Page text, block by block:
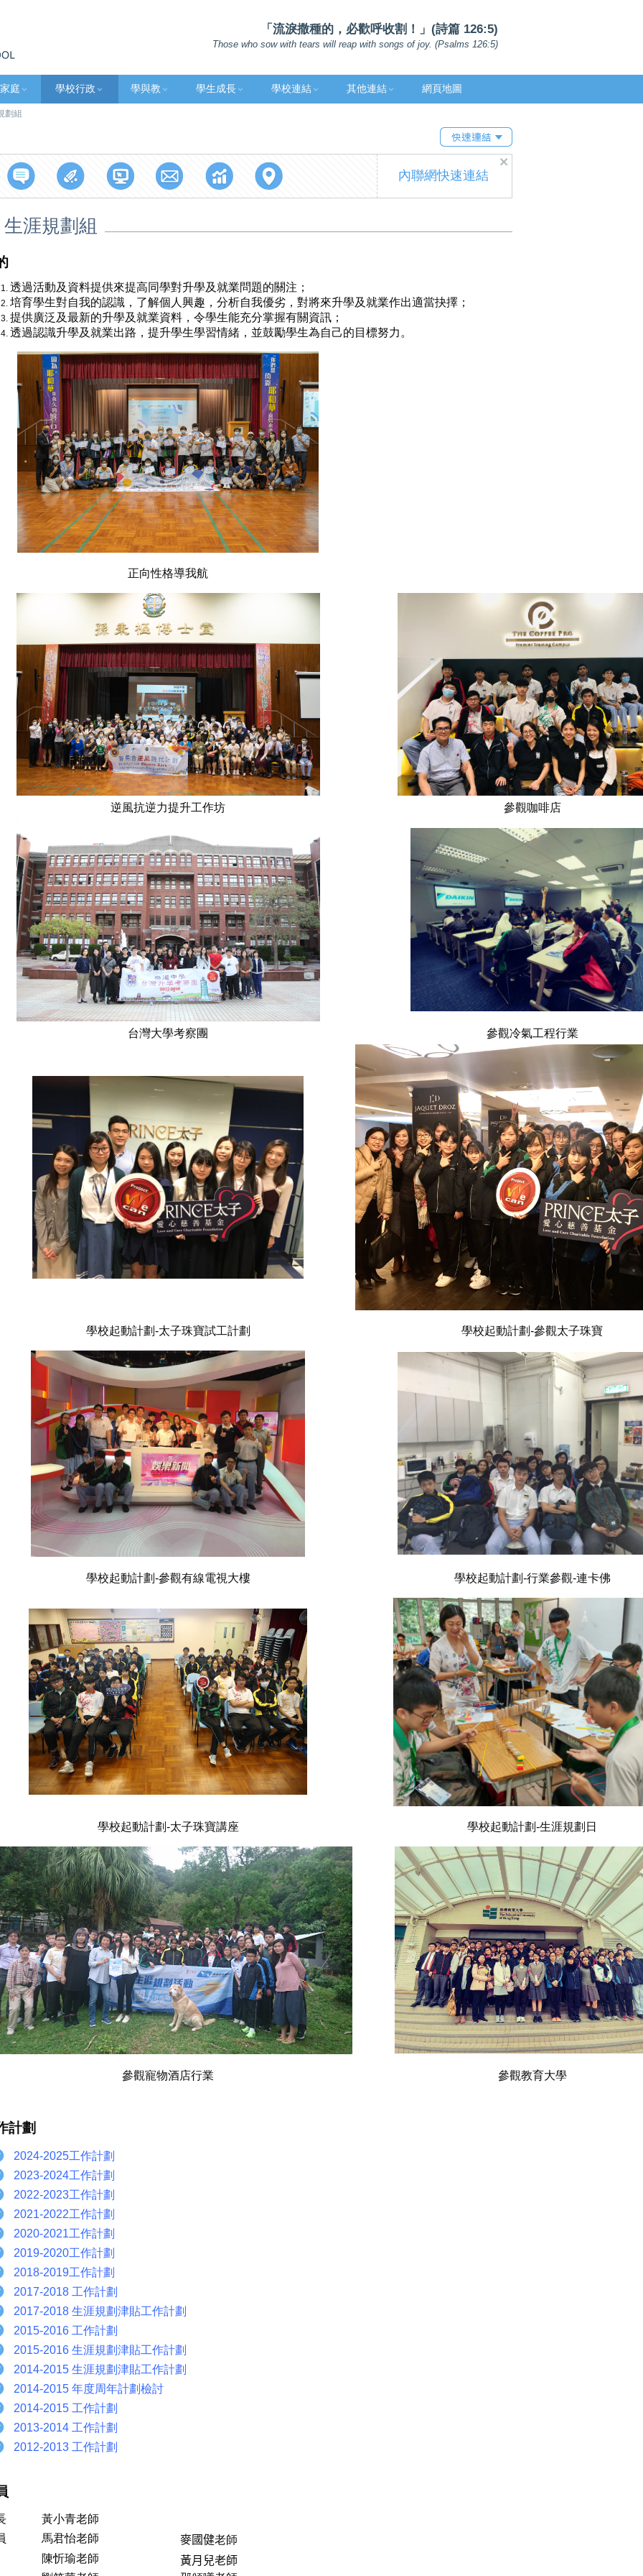
「流淚撒種的，必歡呼收割！」(詩篇 126:5)
Those who sow with tears will reap with songs of joy. (Psalms 126:5)
庭 學校行政 學與教 學生成長 學校連結 其他連結 網頁地圖
劃組
內聯網快速連結
生涯規劃組
透過活動及資料提供來提高同學對升學及就業問題的關注；
培育學生對自我的認識，了解個人興趣，分析自我優劣，對將來升學及就業作出適當抉擇；
提供廣泛及最新的升學及就業資料，令學生能充分掌握有關資訊；
透過認識升學及就業出路，提升學生學習情緒，並鼓勵學生為自己的目標努力。
正向性格導我航
逆風抗逆力提升工作坊 參觀咖啡店
台灣大學考察團 參觀冷氣工程行業
學校起動計劃-太子珠寶試工計劃 學校起動計劃-參觀太子珠寶
學校起動計劃-參觀有線電視大樓 學校起動計劃-行業參觀-連卡佛
學校起動計劃-太子珠寶講座 學校起動計劃-生涯規劃日
參觀寵物酒店行業 參觀教育大學
計劃
2024-2025工作計劃
2023-2024工作計劃
2022-2023工作計劃
2021-2022工作計劃
2020-2021工作計劃
2019-2020工作計劃
2018-2019工作計劃
2017-2018 工作計劃
2017-2018 生涯規劃津貼工作計劃
2015-2016 工作計劃
2015-2016 生涯規劃津貼工作計劃
2014-2015 生涯規劃津貼工作計劃
2014-2015 年度周年計劃檢討
2014-2015 工作計劃
2013-2014 工作計劃
2012-2013 工作計劃
黃小青老師
馬君怡老師 麥國健老師
陳忻瑜老師
黃月兒老師